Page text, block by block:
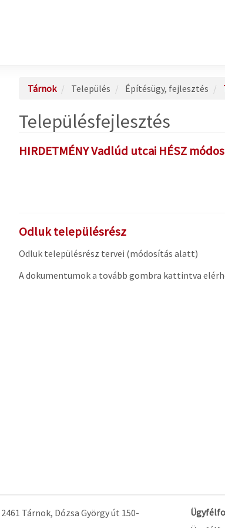
Tárnok Település Építésügy, fejlesztés
Településfejlesztés
HIRDETMÉNY Vadlúd utcai HÉSZ
Odluk településrész
Odluk településrész tervei (módosítás alatt)
A dokumentumok a tovább gombra kattintva
2461 Tárnok, Dózsa György út 150-